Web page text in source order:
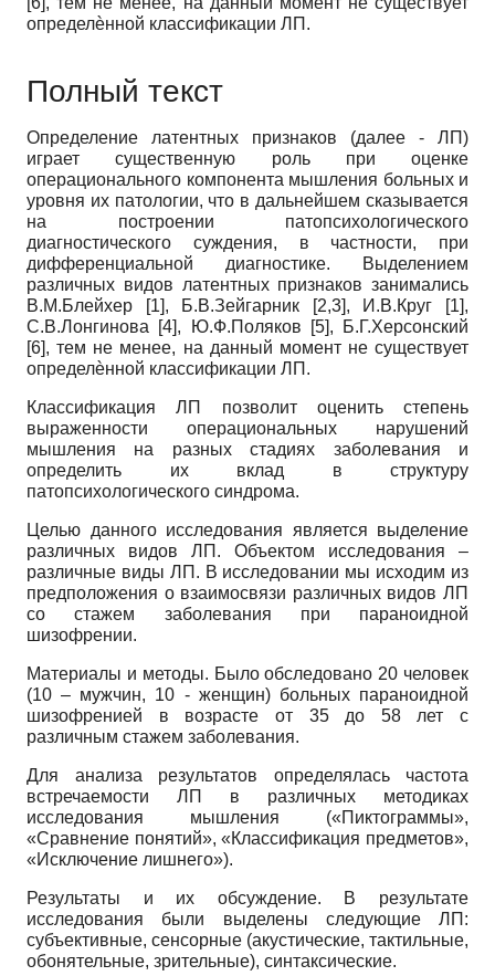
определѐнной классификации ЛП.
Полный текст
Определение латентных признаков (далее - ЛП)
играет существенную роль при оценке
операционального компонента мышления больных и
уровня их патологии, что в дальнейшем сказывается
на построении патопсихологического
диагностического суждения, в частности, при
дифференциальной диагностике. Выделением
различных видов латентных признаков занимались
В.М.Блейхер [1], Б.В.Зейгарник [2,3], И.В.Круг [1],
С.В.Лонгинова [4], Ю.Ф.Поляков [5], Б.Г.Херсонский
[6], тем не менее, на данный момент не существует
определѐнной классификации ЛП.
Классификация ЛП позволит оценить степень
выраженности операциональных нарушений
мышления на разных стадиях заболевания и
определить их вклад в структуру
патопсихологического синдрома.
Целью данного исследования является выделение
различных видов ЛП. Объектом исследования –
различные виды ЛП. В исследовании мы исходим из
предположения о взаимосвязи различных видов ЛП
со стажем заболевания при параноидной
шизофрении.
Материалы и методы. Было обследовано 20 человек
(10 – мужчин, 10 - женщин) больных параноидной
шизофренией в возрасте от 35 до 58 лет с
различным стажем заболевания.
Для анализа результатов определялась частота
встречаемости ЛП в различных методиках
исследования мышления («Пиктограммы»,
«Сравнение понятий», «Классификация предметов»,
«Исключение лишнего»).
Результаты и их обсуждение. В результате
исследования были выделены следующие ЛП:
субъективные, сенсорные (акустические, тактильные,
обонятельные, зрительные), синтаксические.